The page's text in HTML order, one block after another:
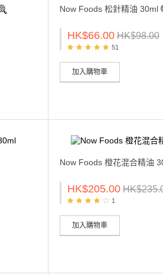
Now Foods 松針精油 30ml
HK$66.00 HK$98.00
51
加入購物車
Now Foods 橙花混合精油
HK$205.00
1
加入購物車